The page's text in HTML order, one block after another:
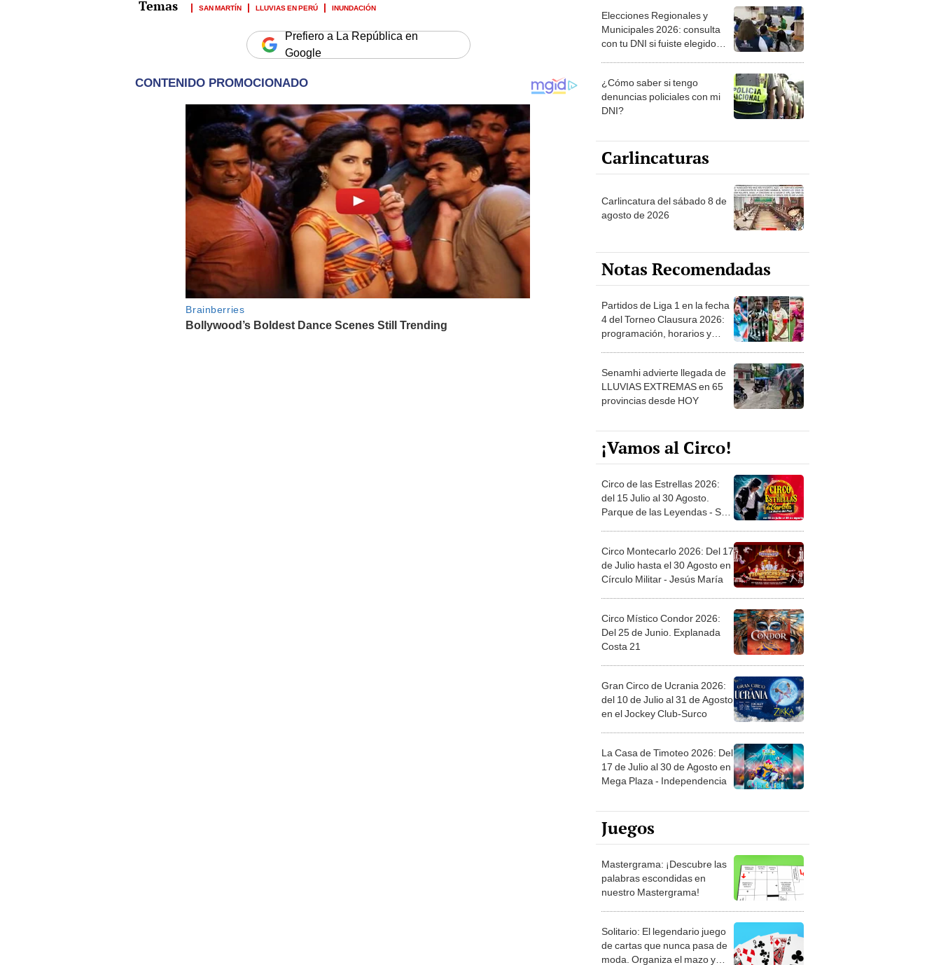
SAN MARTÍN LLUVIAS EN PERÚ INUNDACIÓN
Prefiero a La República en
Google
Elecciones Regionales y
Municipales 2026: consulta
con tu DNI si fuiste elegido
la ONPE
¿Cómo saber si tengo
denuncias policiales con mi
DNI?
Carlincaturas
Carlincatura del sábado 8 de
agosto de 2026
Notas Recomendadas
Partidos de Liga 1 en la fecha
4 del Torneo Clausura 2026:
programación, horarios y
Senamhi advierte llegada de
LLUVIAS EXTREMAS en 65
provincias desde HOY
¡Vamos al Circo!
Circo de las Estrellas 2026:
del 15 Julio al 30 Agosto.
Parque de las Leyendas - San
Circo Montecarlo 2026: Del 17
de Julio hasta el 30 Agosto en
Círculo Militar - Jesús María
Circo Místico Condor 2026:
Del 25 de Junio. Explanada
Costa 21
Gran Circo de Ucrania 2026:
del 10 de Julio al 31 de Agosto
en el Jockey Club-Surco
La Casa de Timoteo 2026: Del
17 de Julio al 30 de Agosto en
Mega Plaza - Independencia
Juegos
Mastergrama: ¡Descubre las
palabras escondidas en
nuestro Mastergrama!
Solitario: El legendario juego
de cartas que nunca pasa de
moda. Organiza el mazo y